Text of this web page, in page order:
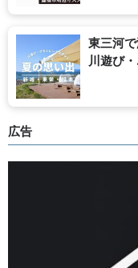
東三河
川遊び・
広告